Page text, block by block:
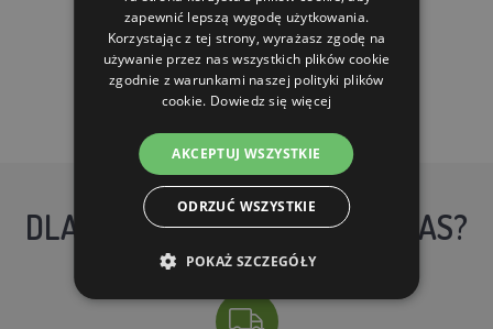
DO KOSZYKA
DLACZEGO WARTO KUPIĆ U NAS?
zapewnić lepszą wygodę użytkowania.
Korzystając z tej strony, wyrażasz zgodę na
używanie przez nas wszystkich plików cookie
zgodnie z warunkami naszej polityki plików
cookie. Dowiedz się więcej
AKCEPTUJ WSZYSTKIE
ODRZUĆ WSZYSTKIE
POKAŻ SZCZEGÓŁY